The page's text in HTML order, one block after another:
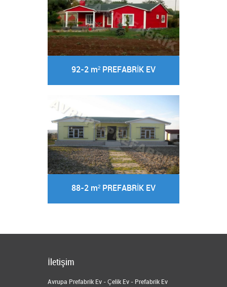
92-2 m² PREFABRİK EV
88-2 m² PREFABRİK EV
İletişim
Avrupa Prefabrik Ev - Çelik Ev - Prefabrik Ev